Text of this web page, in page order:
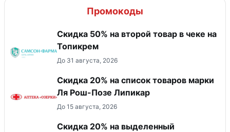
Промокоды
Скидка 50% на второй товар в чеке на
Топикрем
До 31 августа, 2026
Скидка 20% на список товаров марки
Ля Рош-Позе Липикар
До 15 августа, 2026
Скидка 20% на выделенный